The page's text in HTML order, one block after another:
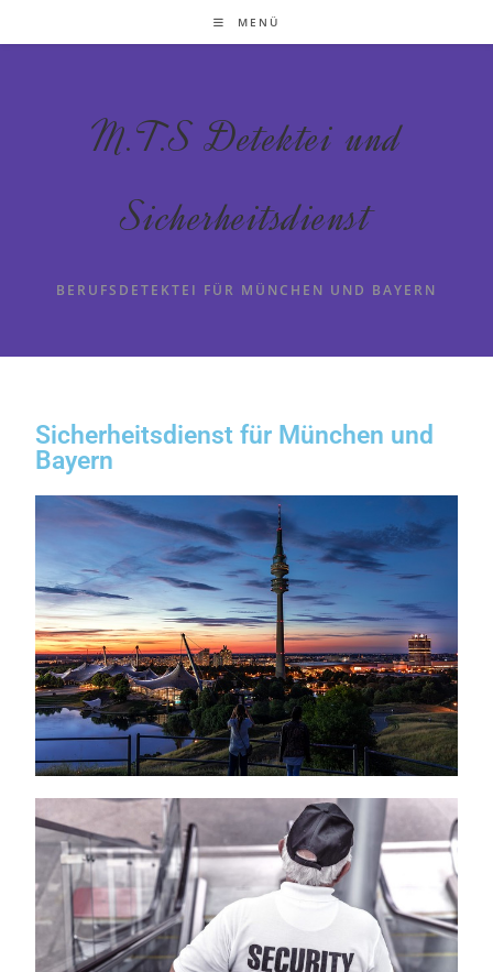
MENÜ
M.T.S Detektei und
Sicherheitsdienst
BERUFSDETEKTEI FÜR MÜNCHEN UND BAYERN
Sicherheitsdienst für München und
Bayern